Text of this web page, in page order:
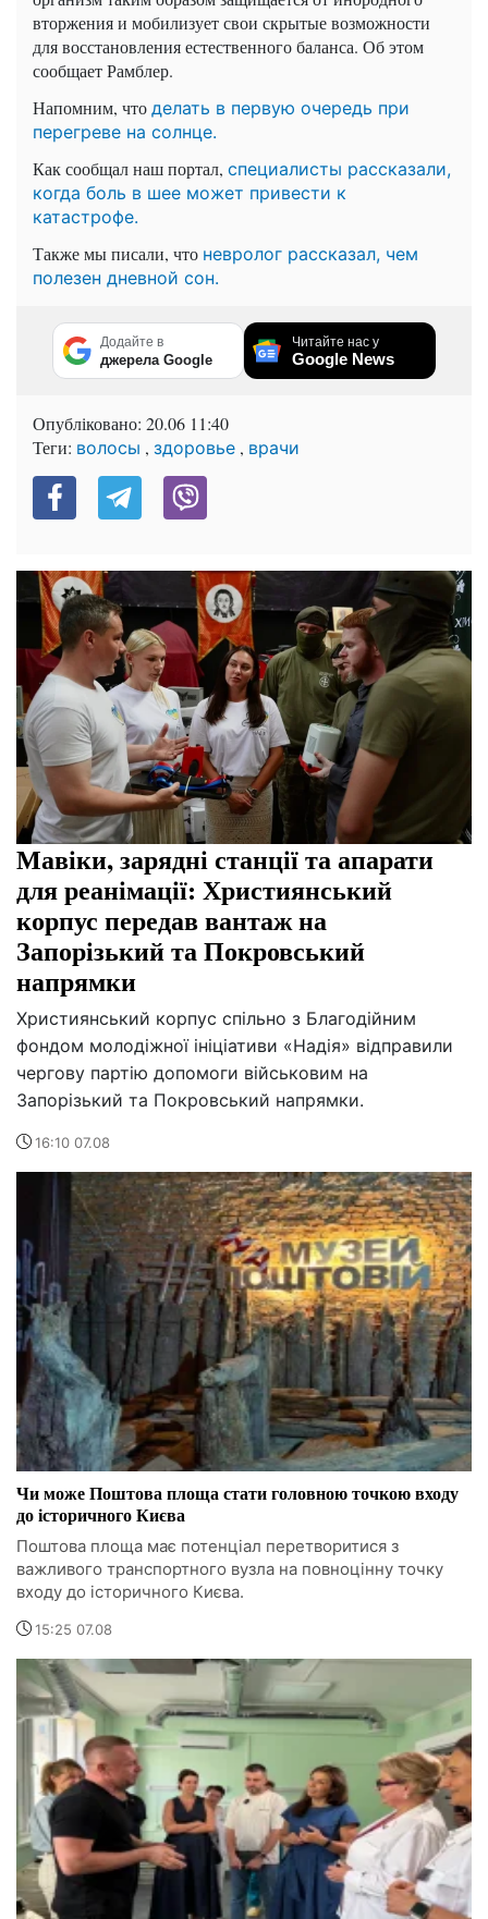
вторжения и мобилизует свои скрытые возможности
для восстановления естественного баланса. Об этом
сообщает Рамблер.
Напомним, что делать в первую очередь при
перегреве на солнце.
Как сообщал наш портал, специалисты рассказали,
когда боль в шее может привести к
катастрофе.
Также мы писали, что невролог рассказал, чем
полезен дневной сон.
Додайте в
джерела Google
Читайте нас у
Google News
Опубліковано: 20.06 11:40
Теги: волосы , здоровье , врачи
Мавіки, зарядні станції та апарати
для реанімації: Християнський
корпус передав вантаж на
Запорізький та Покровський
напрямки
Християнський корпус спільно з Благодійним
фондом молодіжної ініціативи «Надія» відправили
чергову партію допомоги військовим на
Запорізький та Покровський напрямки.
16:10 07.08
Чи може Поштова площа стати головною точкою входу
до історичного Києва
Поштова площа має потенціал перетворитися з
важливого транспортного вузла на повноцінну точку
входу до історичного Києва.
15:25 07.08